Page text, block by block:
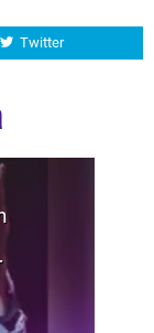
Twitter